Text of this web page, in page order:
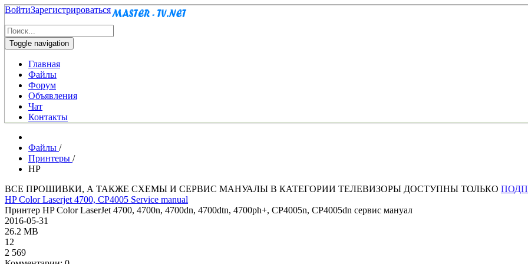
ВойтиЗарегистрироваться
Toggle navigation
Главная
Файлы
Форум
Объявления
Чат
Контакты
Файлы /
Принтеры /
HP
ВСЕ ПРОШИВКИ, А ТАКЖЕ СХЕМЫ И СЕРВИС МАНУАЛЫ В КАТЕГОРИИ ТЕЛЕВИЗОРЫ ДОСТУПНЫ ТОЛЬКО
HP Color Laserjet 4700, CP4005 Service manual
Принтер HP Color LaserJet 4700, 4700n, 4700dn, 4700dtn, 4700ph+, CP4005n, CP4005dn сервис мануал
2016-05-31
26.2 MB
12
2 569